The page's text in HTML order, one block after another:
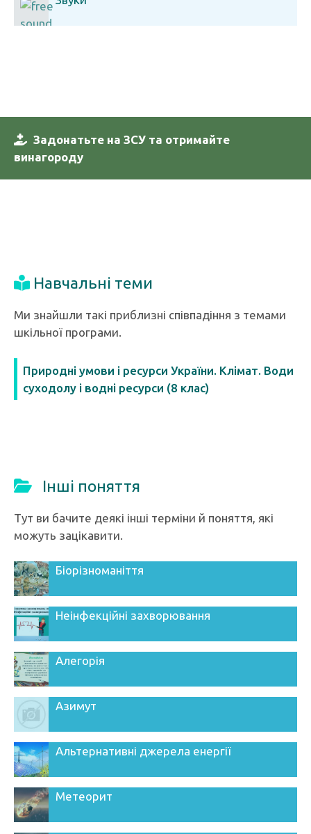
Задонатьте на ЗСУ та отримайте
винагороду
Навчальні теми
Ми знайшли такі приблизні співпадіння з темами
шкільної програми.
Природні умови і ресурси України. Клімат. Води
суходолу і водні ресурси (8 клас)
Інші поняття
Тут ви бачите деякі інші терміни й поняття, які
можуть зацікавити.
Біорізноманіття
Неінфекційні захворювання
Алегорія
Азимут
Альтернативні джерела енергії
Метеорит